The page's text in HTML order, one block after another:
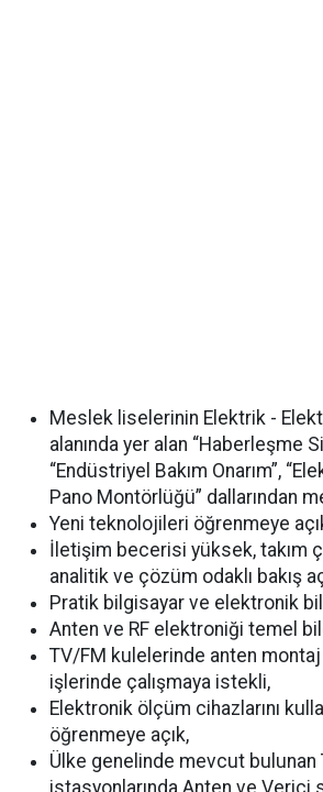
Meslek liselerinin Elektrik -
alanında yer alan “Haberleşme
“Endüstriyel Bakım Onarım”,
Pano Montörlüğü” dallarından
Yeni teknolojileri öğrenmeye
İletişim becerisi yüksek, takım
analitik ve çözüm odaklı bakış
Pratik bilgisayar ve elektronik
Anten ve RF elektroniği temel
TV/FM kulelerinde anten montaj
işlerinde çalışmaya istekli,
Elektronik ölçüm cihazlarını
öğrenmeye açık,
Ülke genelinde mevcut bulunan
istasyonlarında Anten ve Verici